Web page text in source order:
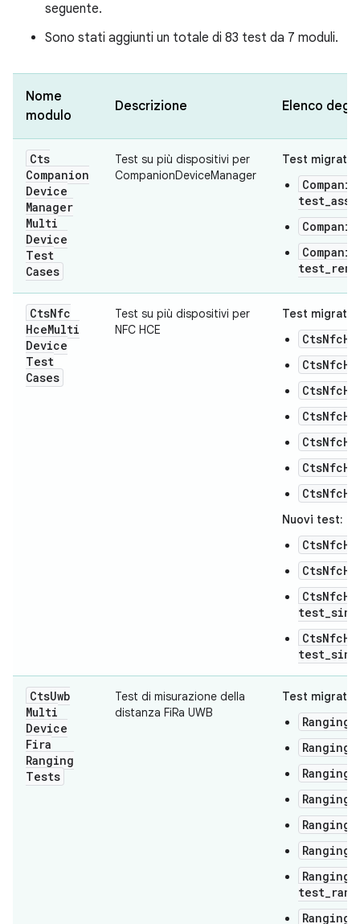
seguente.
Sono stati aggiunti un totale di 83 test da 7 moduli.
Nome
modulo
Descrizione Elenco
Cts
Companion
Device
Manager
Multi
Device
Test
Cases
Test su più dispositivi per
CompanionDeviceManager
Test migrati:
CtsNfc
HceMulti
Device
Test
Cases
Test su più dispositivi per
NFC HCE
Test migrati:
Nuovi test:
CtsUwb
Multi
Device
Fira
Ranging
Tests
Test di misurazione della
distanza FiRa UWB
Test migrati: